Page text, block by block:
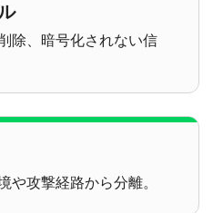
除、暗号化されない信
攻撃経路から分離。